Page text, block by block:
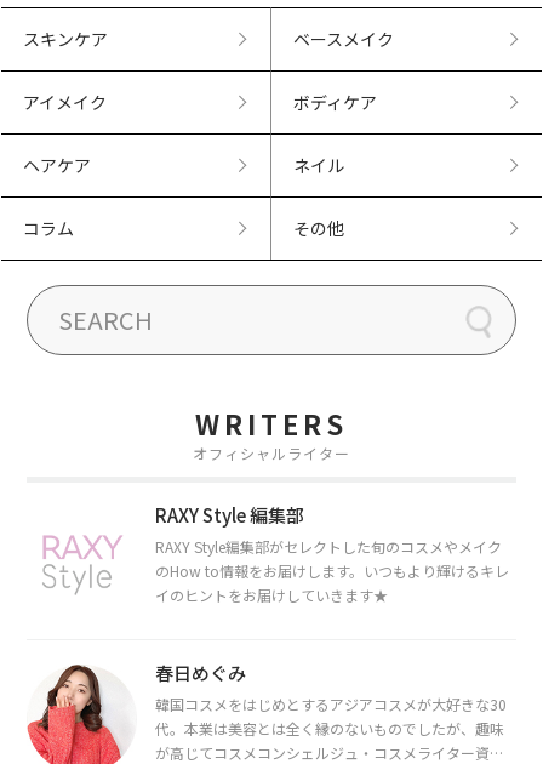
スキンケア ベースメイク
アイメイク ボディケア
ヘアケア ネイル
コラム その他
WRITERS
オフィシャルライター
RAXY Style 編集部
RAXY Style編集部がセレクトした旬のコスメやメイク
のHow to情報をお届けします。いつもより輝けるキレ
イのヒントをお届けしていきます★
春日めぐみ
韓国コスメをはじめとするアジアコスメが大好きな30
代。本業は美容とは全く縁のないものでしたが、趣味
が高じてコスメコンシェルジュ・コスメライター資格